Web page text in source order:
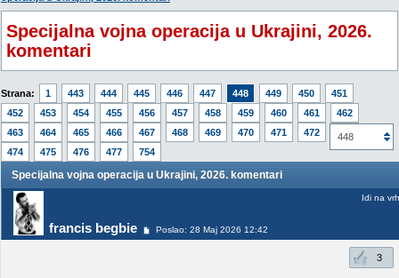
Specijalna vojna operacija u Ukrajini, 2026.
komentari
Strana: 1 443 444 445 446 447 448 449 450
451
452
453 454 455 456 457 458 459 460 461
462
463
464 465 466 467 468 469 470 471 472
473
474
475 476 477 754
448
Specijalna vojna operacija u Ukrajini, 2026. komentari
francis begbie Poslao: 28 Maj 2026 12:42
Idi na vrh
3